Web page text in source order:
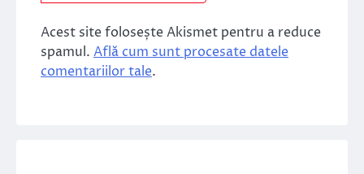
Acest site folosește Akismet pentru a reduce
spamul. Află cum sunt procesate datele
comentariilor tale.